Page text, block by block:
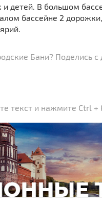
детей. В большом
бассейне 2
Бани? Поделись с
текст и нажмите Ctrl +